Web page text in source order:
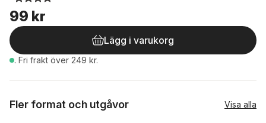
99 kr
Lägg i varukorg
. Fri frakt över 249 kr.
Fler format och utgåvor Visa alla